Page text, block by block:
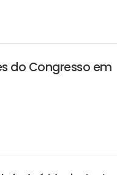
do Congresso em